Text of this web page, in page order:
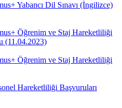
Yabancı Dil Sınavı (İngilizce)
Öğrenim ve Staj Hareketliliği
(11.04.2023)
Öğrenim ve Staj Hareketliliği
Hareketliliği Başvuruları